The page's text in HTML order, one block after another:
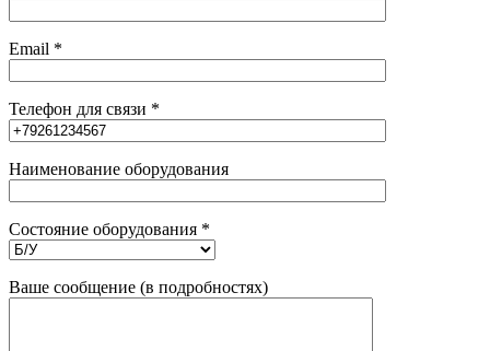
Email *
Телефон для связи *
Наименование оборудования
Состояние оборудования *
Ваше сообщение (в подробностях)